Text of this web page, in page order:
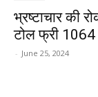
भ्रष्टाचार की
टोल फ्री 1064
- June 25, 2024